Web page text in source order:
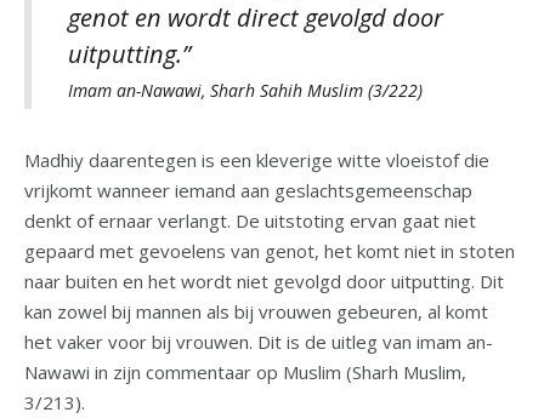
genot en wordt direct gevolgd door
uitputting.”
Imam an-Nawawi, Sharh Sahih Muslim (3/222)
Madhiy daarentegen is een kleverige witte vloeistof die
vrijkomt wanneer iemand aan geslachtsgemeenschap
denkt of ernaar verlangt. De uitstoting ervan gaat niet
gepaard met gevoelens van genot, het komt niet in stoten
naar buiten en het wordt niet gevolgd door uitputting. Dit
kan zowel bij mannen als bij vrouwen gebeuren, al komt
het vaker voor bij vrouwen. Dit is de uitleg van imam an-
Nawawi in zijn commentaar op Muslim (Sharh Muslim,
3/213).